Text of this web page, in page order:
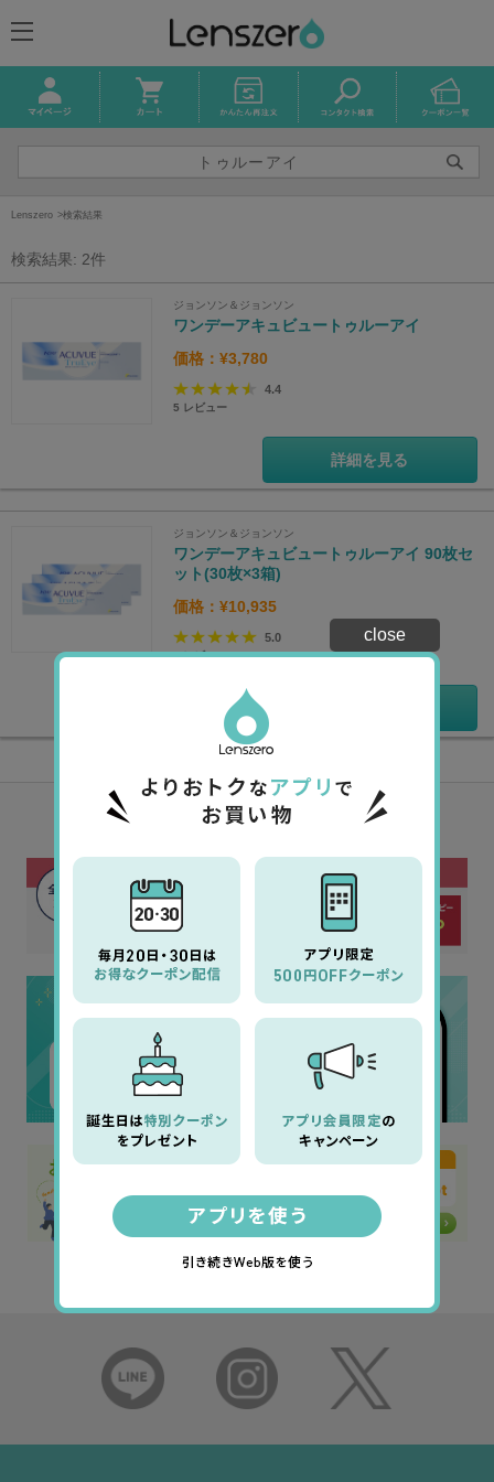
Lenszero 検索結果
検索結果: 2件
ジョンソン＆ジョンソン
ワンデーアキュビュートゥルーアイ
価格：¥3,780
4.4
5 レビュー
詳細を見る
ジョンソン＆ジョンソン
ワンデーアキュビュートゥルーアイ 90枚セ
ット(30枚×3箱)
価格：¥10,935
5.0
1レビュー
close